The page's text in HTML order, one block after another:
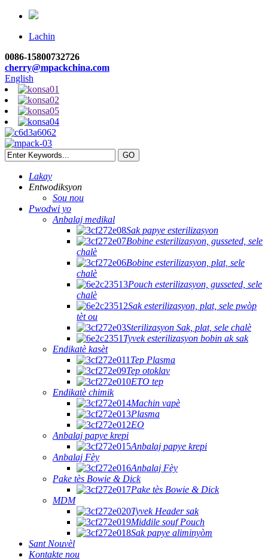
Lachin
0086-15800732726
cherry@mpackchina.com
English
Lakay
Entwodiksyon
Sou nou
Pwodwi yo
Anbalaj medikal
Sak papye esterilizasyon
Bobine esterilizasyon, gusseted, sele
chalè
Bobine esterilizasyon, plat, sele
chalè
Pouch esterilizasyon, gusseted, sele
chalè
Sak esterilizasyon, plat, sele pwòp
tèt ou
Sterilizasyon Sak, plat, sele chalè
Tyvek esterilizasyon bobin ak sak
Endikatè kasèt
Tep Plasma
Tep otoklav
ETO tep
Endikatè chimik
Machin vapè
Plasma
EO
Anbalaj papye krepi
Anbalaj papye krepi
Anbalaj Fèy
Anbalaj Fèy
Pake tès Bowie & Dick
Pake tès Bowie & Dick
MDM
Tyvek Header sak
Middile souf Pouch
Sak papye aliminyòm
Sant Nouvèl
Kontakte nou